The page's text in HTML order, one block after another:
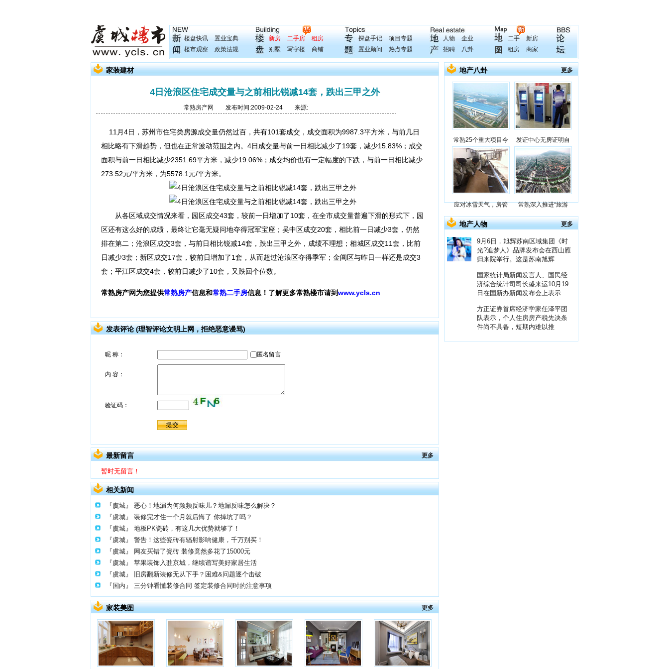
楼盘快讯
置业宝典
楼市观察
政策法规
新房 二手房
租房
别墅
写字楼 商铺
探盘手记
项目专题
置业顾问
热点专题
人物
企业
招聘
八卦
二手
新房
租房
商家
家装建材
4日沧浪区住宅成交量与之前相比锐减14套，跌出三甲之外
常熟房产网 发布时间:2009-02-24 来源:
11月4日，苏州市住宅类房源成交量仍然过百，共有101套成交，成交面积为9987.3平方米，与前几日
相比略有下滑趋势，但也在正常波动范围之内。4日成交量与前一日相比减少了19套，减少15.83%；成交
面积与前一日相比减少2351.69平方米，减少19.06%；成交均价也有一定幅度的下跌，与前一日相比减少
273.52元/平方米，为5578.1元/平方米。
从各区域成交情况来看，园区成交43套，较前一日增加了10套，在全市成交量普遍下滑的形式下，园
区还有这么好的成绩，最终让它毫无疑问地夺得冠军宝座；吴中区成交20套，相比前一日减少3套，仍然
排在第二；沧浪区成交3套，与前日相比锐减14套，跌出三甲之外，成绩不理想；相城区成交11套，比前
日减少3套；新区成交17套，较前日增加了1套，从而超过沧浪区夺得季军；金阊区与昨日一样还是成交3
套；平江区成交4套，较前日减少了10套，又跌回个位数。
常熟房产网为您提供常熟房产信息和常熟二手房信息！了解更多常熟楼市请到www.ycls.cn
发表评论 (理智评论文明上网，拒绝恶意谩骂)
最新留言 更多
暂时无留言！
相关新闻
『虞城』
恶心！地漏为何频频反味儿？地漏反味怎么解决？
『虞城』
装修完才住一个月就后悔了 你掉坑了吗？
『虞城』
地板PK瓷砖，有这几大优势就够了！
『虞城』
警告！这些瓷砖有辐射影响健康，千万别买！
『虞城』
网友买错了瓷砖 装修竟然多花了15000元
『虞城』
苹果装饰入驻京城，继续谱写美好家居生活
『虞城』
旧房翻新装修无从下手？困难&问题逐个击破
『国内』
三分钟看懂装修合同 签定装修合同时的注意事项
家装美图 更多
地产八卦 更多
常熟25个重大项目今 发证中心无房证明自
应对冰雪天气，房管 常熟深入推进“旅游
地产人物 更多
9月6日，旭辉苏南区域集团《时
光?追梦人》品牌发布会在西山雁
归来院举行。这是苏南旭辉
国家统计局新闻发言人、国民经
济综合统计司司长盛来运10月19
日在国新办新闻发布会上表示
方正证券首席经济学家任泽平团
队表示，个人住房房产税先决条
件尚不具备，短期内难以推